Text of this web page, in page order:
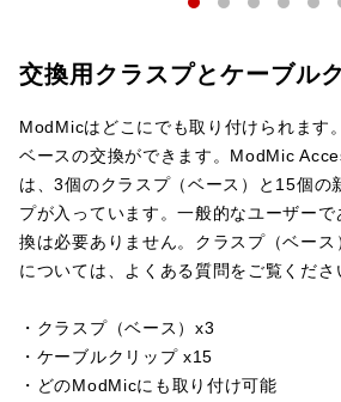
交換用クラスプとケーブル
ModMicはどこにでも取り付けられます
ベースの交換ができます。ModMic
は、3個のクラスプ（ベース）と15個の
プが入っています。一般的なユーザー
換は必要ありません。クラスプ（ベー
については、よくある質問をご覧くださ
・クラスプ（ベース）x3
・ケーブルクリップ x15
・どのModMicにも取り付け可能